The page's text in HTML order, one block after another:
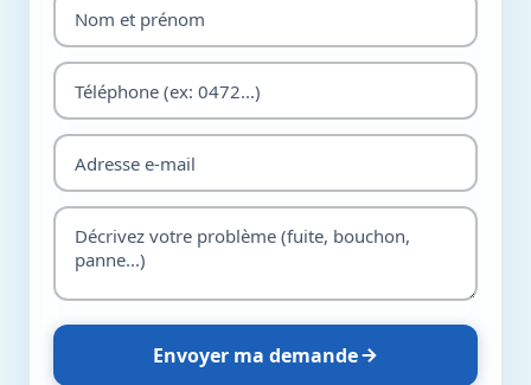
Envoyer ma demande